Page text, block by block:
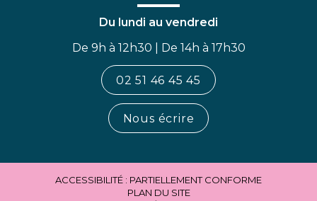
Du lundi au vendredi
De 9h à 12h30 | De 14h à 17h30
02 51 46 45 45
Nous écrire
ACCESSIBILITÉ : PARTIELLEMENT CONFORME
PLAN DU SITE